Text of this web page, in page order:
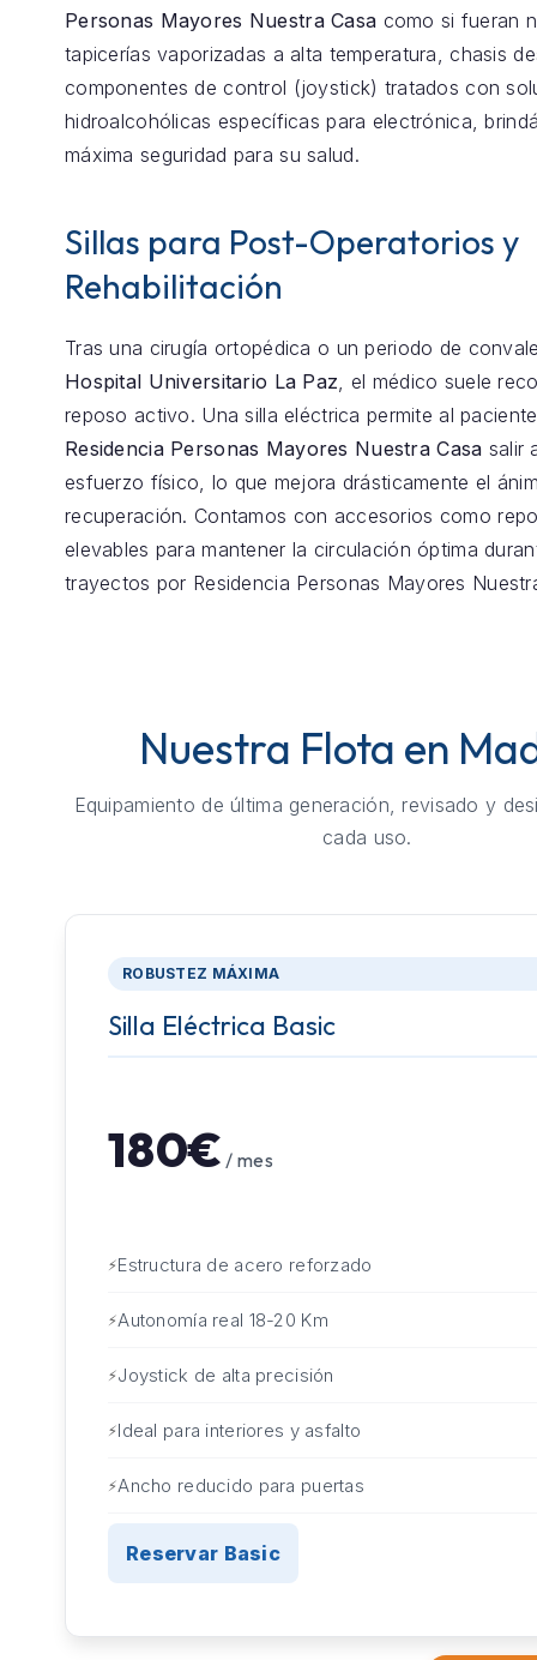
Personas Mayores Nuestra Casa como si fueran
tapicerías vaporizadas a alta temperatura, chasis
componentes de control (joystick) tratados con
hidroalcohólicas específicas para electrónica,
máxima seguridad para su salud.
Sillas para Post-Operatorios y
Rehabilitación
Tras una cirugía ortopédica o un periodo de
Hospital Universitario La Paz, el médico suele
reposo activo. Una silla eléctrica permite al
Residencia Personas Mayores Nuestra Casa salir
esfuerzo físico, lo que mejora drásticamente el
recuperación. Contamos con accesorios como
elevables para mantener la circulación óptima
trayectos por Residencia Personas Mayores
Nuestra Flota en
Equipamiento de última generación, revisado y
cada uso.
ROBUSTEZ MÁXIMA
Silla Eléctrica Basic
180€ / mes
Estructura de acero reforzado
Autonomía real 18-20 Km
Joystick de alta precisión
Ideal para interiores y asfalto
Ancho reducido para puertas
Reservar Basic